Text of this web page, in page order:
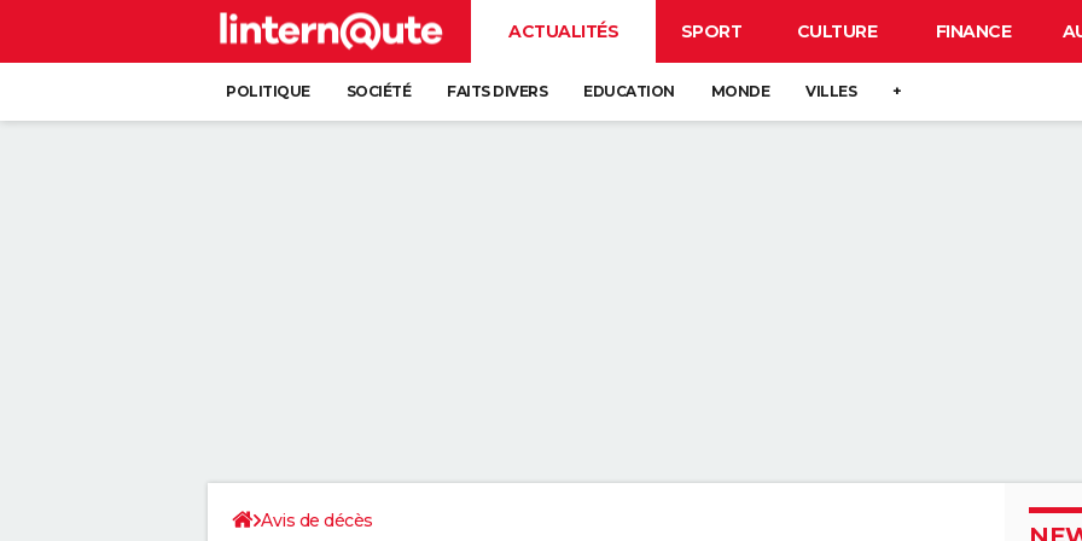
ACTUALITÉS SPORT CULTURE FINANCE
POLITIQUE SOCIÉTÉ FAITS DIVERS EDUCATION MONDE VILLES +
Avis de décès